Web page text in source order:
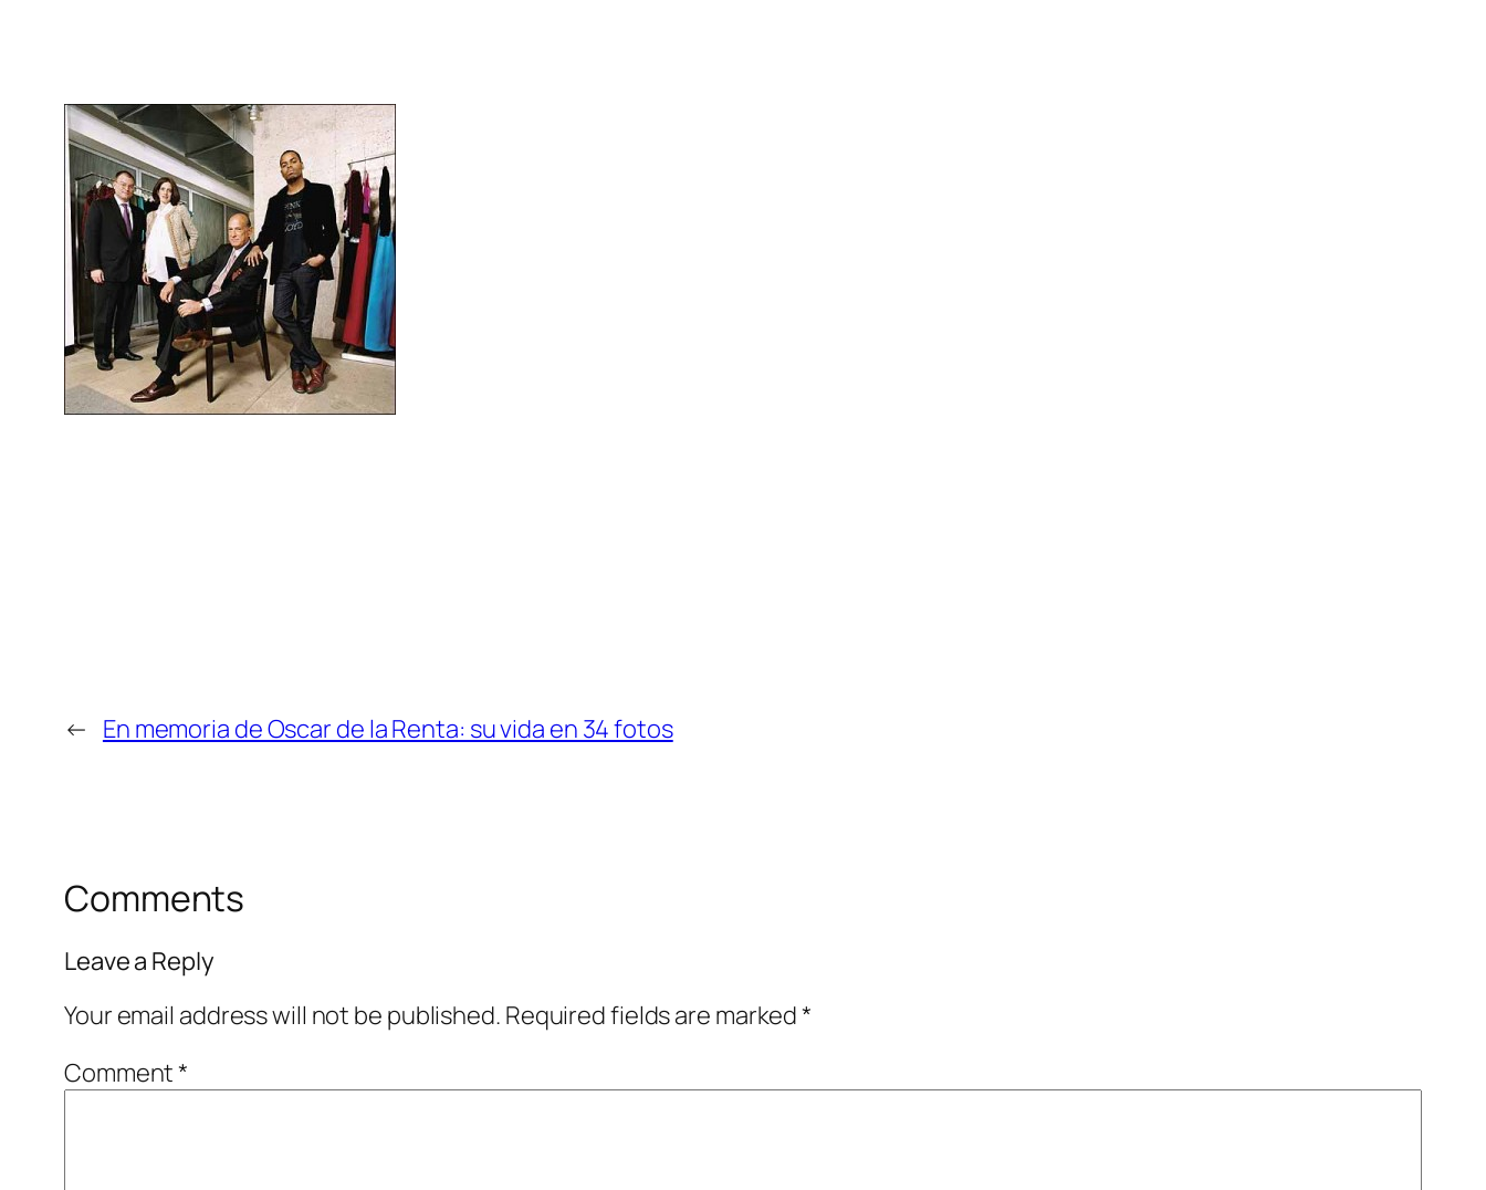
← En memoria de Oscar de la Renta: su vida en 34 fotos
Comments
Leave a Reply
Your email address will not be published. Required fields are marked*
Comment*